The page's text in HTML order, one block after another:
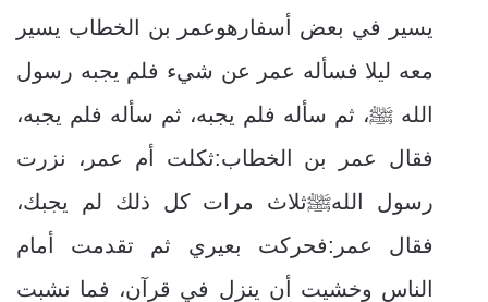
يسير في بعض أسفارهوعمر بن الخطاب يسير
معه ليلا فسأله عمر عن شيء فلم يجبه رسول
الله ﷺ، ثم سأله فلم يجبه، ثم سأله فلم يجبه،
فقال عمر بن الخطاب:ثكلت أم عمر، نزرت
رسول اللهﷺثلاث مرات كل ذلك لم يجبك،
فقال عمر:فحركت بعيري ثم تقدمت أمام
الناس وخشيت أن ينزل في قرآن، فما نشبت